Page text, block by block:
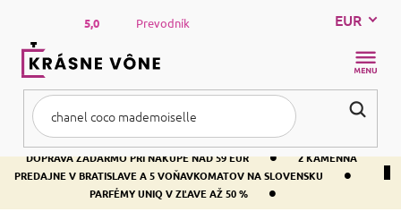
obsah
DOPRAVA ZADARMO PRI NÁKUPE NAD 59 EUR •
2 KAMENNÁ
PREDAJNE V BRATISLAVE A 5 VOŇAVKOMATOV NA SLOVENSKU
•
PARFÉMY UNIQ V ZĽAVE AŽ 50 % •
5,0 Prevodník EUR